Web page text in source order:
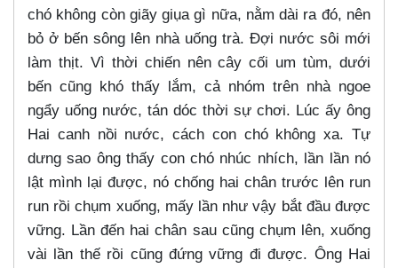
chó không còn giãy giụa gì nữa, nằm dài ra đó, nên
bỏ ở bến sông lên nhà uống trà. Đợi nước sôi mới
làm thịt. Vì thời chiến nên cây cối um tùm, dưới
bến cũng khó thấy lắm, cả nhóm trên nhà ngoe
ngẩy uống nước, tán dóc thời sự chơi. Lúc ấy ông
Hai canh nồi nước, cách con chó không xa. Tự
dưng sao ông thấy con chó nhúc nhích, lần lần nó
lật mình lại được, nó chống hai chân trước lên run
run rồi chụm xuống, mấy lần như vậy bắt đầu được
vững. Lần đến hai chân sau cũng chụm lên, xuống
vài lần thế rồi cũng đứng vững đi được. Ông Hai